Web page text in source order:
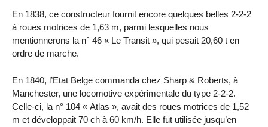
En 1838, ce constructeur fournit encore quelques belles 2-2-2
à roues motrices de 1,63 m, parmi lesquelles nous
mentionnerons la n° 46 « Le Transit », qui pesait 20,60 t en
ordre de marche.
En 1840, l’Etat Belge commanda chez Sharp & Roberts, à
Manchester, une locomotive expérimentale du type 2-2-2.
Celle-ci, la n° 104 « Atlas », avait des roues motrices de 1,52
m et développait 70 ch à 60 km/h. Elle fut utilisée jusqu’en